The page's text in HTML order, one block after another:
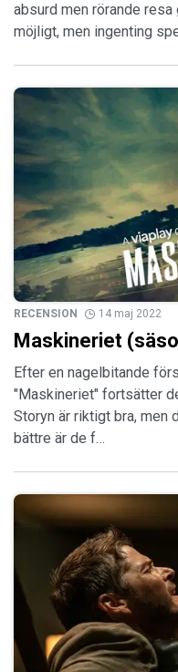
absurd men rörande
möjligt, men ingenting
RECENSION 14 maj 2022
Maskineriet
Efter en nagelbitande
"Maskineriet" fortsätter
Storyn är riktigt bra, men
bättre är de f…